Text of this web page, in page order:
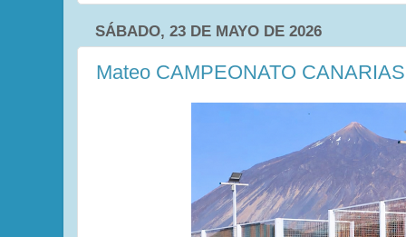
SÁBADO, 23 DE MAYO DE 2026
Mateo CAMPEONATO